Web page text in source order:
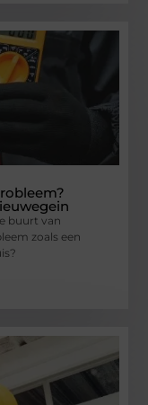
buurt van
zoals een